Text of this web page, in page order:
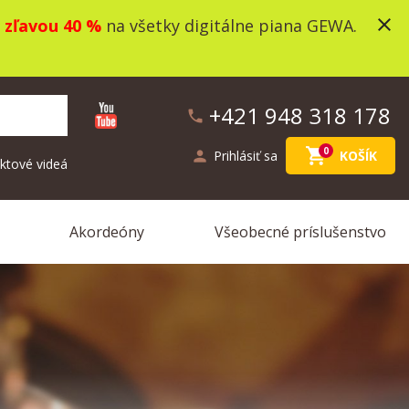
zľavou 40 %na všetky digitálne piana GEWA.
close
phone +421 948 318 178
person Prihlásiť sa shopping_cart0 KOŠÍK
videá
Akordeóny Všeobecné príslušenstvo